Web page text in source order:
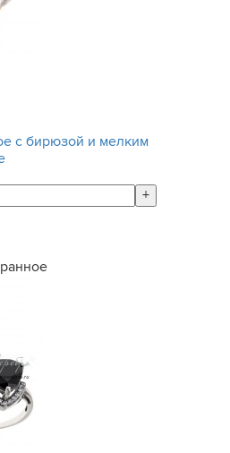
с бирюзой и мелким
+